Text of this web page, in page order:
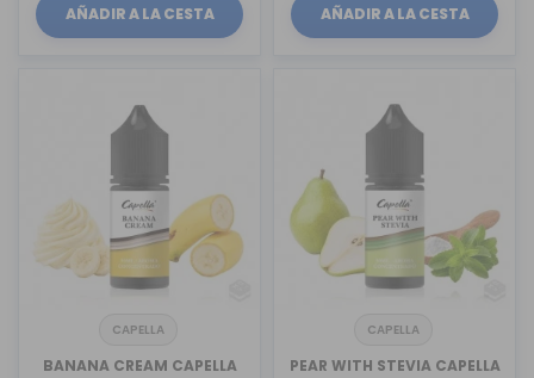
AÑADIR A LA CESTA AÑADIR A LA CESTA
CAPELLA
BANANA CREAM CAPELLA
CAPELLA
PEAR WITH STEVIA CAPELLA